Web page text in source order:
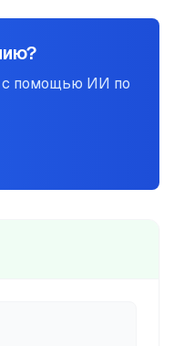
с помощью ИИ по